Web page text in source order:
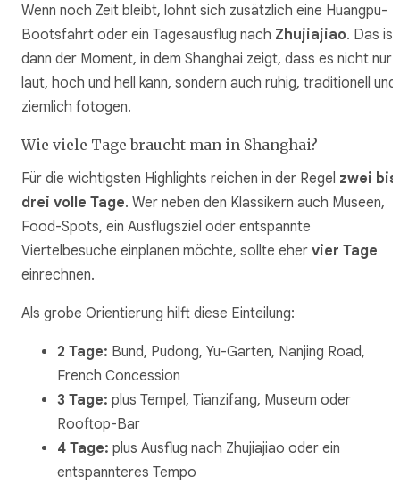
Wenn noch Zeit bleibt, lohnt sich zusätzlich eine Huangpu-
Bootsfahrt oder ein Tagesausflug nach Zhujiajiao. Das ist
dann der Moment, in dem Shanghai zeigt, dass es nicht nur
laut, hoch und hell kann, sondern auch ruhig, traditionell und
ziemlich fotogen.
Wie viele Tage braucht man in Shanghai?
Für die wichtigsten Highlights reichen in der Regel zwei bis
drei volle Tage. Wer neben den Klassikern auch Museen,
Food-Spots, ein Ausflugsziel oder entspannte
Viertelbesuche einplanen möchte, sollte eher vier Tage
einrechnen.
Als grobe Orientierung hilft diese Einteilung:
2 Tage: Bund, Pudong, Yu-Garten, Nanjing Road,
French Concession
3 Tage: plus Tempel, Tianzifang, Museum oder
Rooftop-Bar
4 Tage: plus Ausflug nach Zhujiajiao oder ein
entspannteres Tempo